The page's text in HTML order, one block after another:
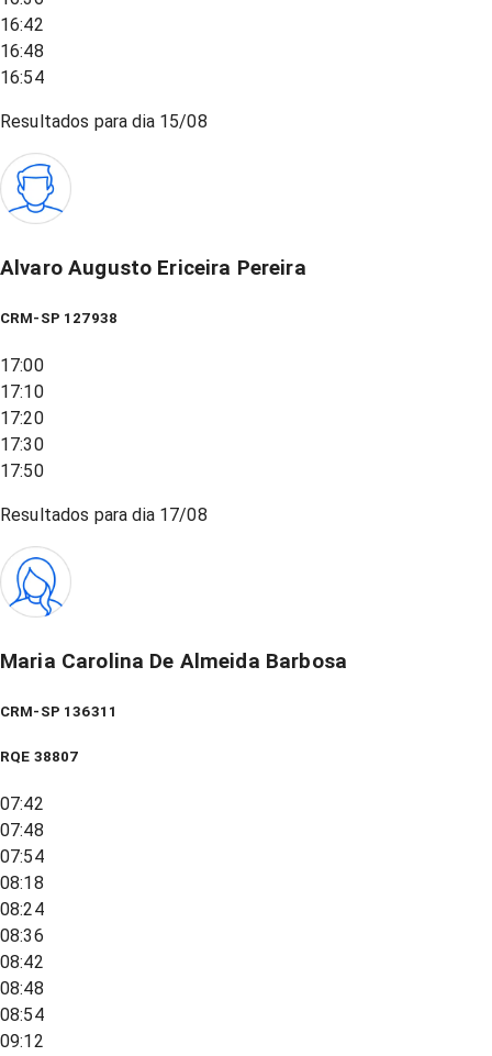
16:42
16:48
16:54
Resultados para dia 15/08
Alvaro Augusto Ericeira Pereira
CRM-SP 127938
17:00
17:10
17:20
17:30
17:50
Resultados para dia 17/08
Maria Carolina De Almeida Barbosa
CRM-SP 136311
RQE 38807
07:42
07:48
07:54
08:18
08:24
08:36
08:42
08:48
08:54
09:12